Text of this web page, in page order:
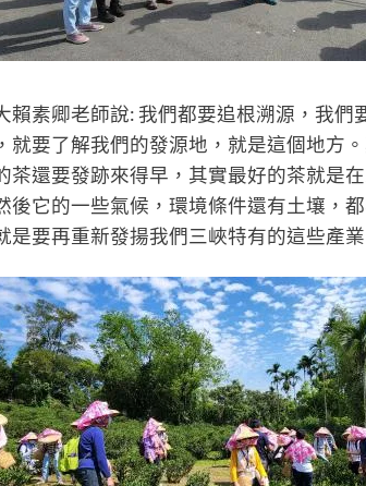
賴素卿老師說: 我們都要追根溯源，我們
就要了解我們的發源地，就是這個地方
茶還要發跡來得早，其實最好的茶就是
後它的一些氣候，環境條件還有土壤，
是要再重新發揚我們三峽特有的這些產業